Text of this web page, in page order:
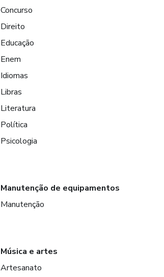
Concurso
Direito
Educação
Enem
Idiomas
Libras
Literatura
Política
Psicologia
Manutenção de equipamentos
Manutenção
Música e artes
Artesanato